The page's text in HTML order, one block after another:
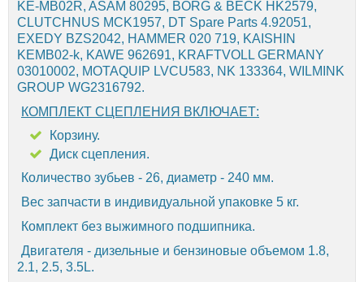
KE-MB02R, ASAM 80295, BORG & BECK HK2579,
CLUTCHNUS MCK1957, DT Spare Parts 4.92051,
EXEDY BZS2042, HAMMER 020 719, KAISHIN
KEMB02-k, KAWE 962691, KRAFTVOLL GERMANY
03010002, MOTAQUIP LVCU583, NK 133364, WILMINK
GROUP WG2316792.
КОМПЛЕКТ СЦЕПЛЕНИЯ ВКЛЮЧАЕТ:
Корзину.
Диск сцепления.
Количество зубьев - 26, диаметр - 240 мм.
Вес запчасти в индивидуальной упаковке 5 кг.
Комплект без выжимного подшипника.
Двигателя - дизельные и бензиновые объемом 1.8,
2.1, 2.5, 3.5L.